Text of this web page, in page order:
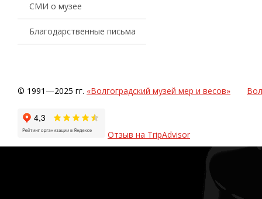
СМИ о музее
Благодарственные письма
© 1991—2025 гг. «Волгоградский музей мер и весов»
Отзыв на TripAdvisor